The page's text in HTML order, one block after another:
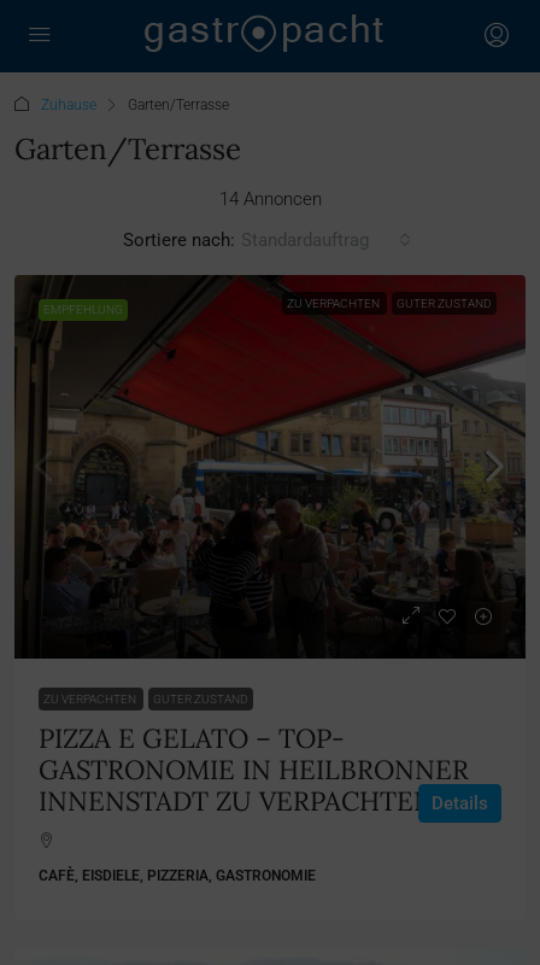
Zuhause Garten/Terrasse
Garten/Terrasse
14 Annoncen
Sortiere nach: Standardauftrag
EMPFEHLUNG ZU VERPACHTEN GUTER ZUSTAND
Pacht netto 13.000€
ZU VERPACHTEN GUTER ZUSTAND
PIZZA E GELATO – TOP-
GASTRONOMIE IN HEILBRONNER
INNENSTADT ZU VERPACHTEN
CAFÈ, EISDIELE, PIZZERIA, GASTRONOMIE
Details